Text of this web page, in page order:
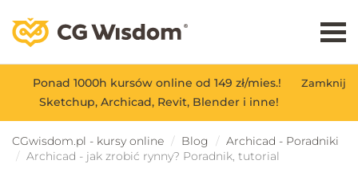
Zamknij
Ponad 1000h kursów online od 149 zł/mies.!
Sketchup, Archicad, Revit, Blender i inne!
CGwisdom.pl - kursy online Blog
Archicad - Poradniki
Archicad - jak zrobić rynny? Poradnik, tutorial